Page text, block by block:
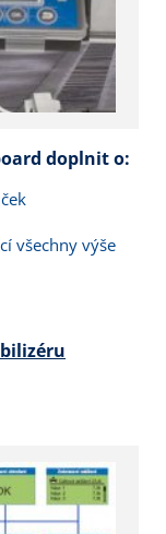
doplnit o:
všechny výše